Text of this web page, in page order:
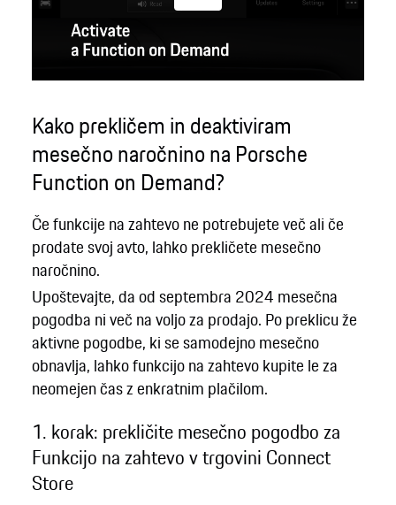
Play
Kako prekličem in deaktiviram
mesečno naročnino na Porsche
Function on Demand?
Če funkcije na zahtevo ne potrebujete več ali če
prodate svoj avto, lahko prekličete mesečno
naročnino.
Upoštevajte, da od septembra 2024 mesečna
pogodba ni več na voljo za prodajo. Po preklicu že
aktivne pogodbe, ki se samodejno mesečno
obnavlja, lahko funkcijo na zahtevo kupite le za
neomejen čas z enkratnim plačilom.
1. korak: prekličite mesečno pogodbo za
Funkcijo na zahtevo v trgovini Connect
Store